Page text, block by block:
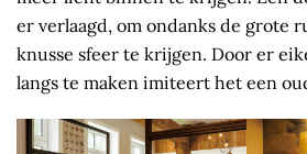
er verlaagd, om ondanks de grote
knusse sfeer te krijgen. Door er
langs te maken imiteert het een